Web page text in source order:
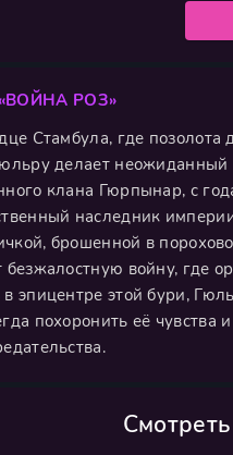
РОЗ»
Стамбула, где позолота
делает
клана Гюрпынар, с
наследник
брошенной в
безжалостную войну, где
эпицентре этой бури,
похоронить её чувства